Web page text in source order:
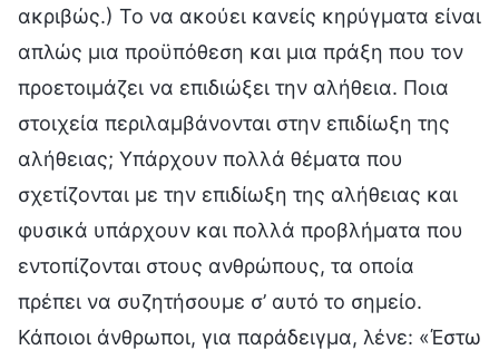
ακριβώς.) Το να ακούει κανείς κηρύγματα είναι
απλώς μια προϋπόθεση και μια πράξη που τον
προετοιμάζει να επιδιώξει την αλήθεια. Ποια
στοιχεία περιλαμβάνονται στην επιδίωξη της
αλήθειας; Υπάρχουν πολλά θέματα που
σχετίζονται με την επιδίωξη της αλήθειας και
φυσικά υπάρχουν και πολλά προβλήματα που
εντοπίζονται στους ανθρώπους, τα οποία
πρέπει να συζητήσουμε σ’ αυτό το σημείο.
Κάποιοι άνθρωποι, για παράδειγμα, λένε: «Έστω